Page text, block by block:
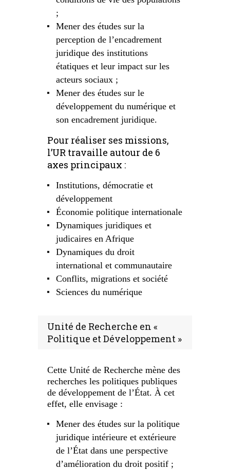
;
Mener des études sur la
perception de l’encadrement
juridique des institutions
étatiques et leur impact sur les
acteurs sociaux ;
Mener des études sur le
développement du numérique et
son encadrement juridique.
Pour réaliser ses missions,
l’UR travaille autour de 6
axes principaux :
Institutions, démocratie et
développement
Économie politique internationale
Dynamiques juridiques et
judicaires en Afrique
Dynamiques du droit
international et communautaire
Conflits, migrations et société
Sciences du numérique
Unité de Recherche en «
Politique et Développement »
Cette Unité de Recherche mène des
recherches les politiques publiques
de développement de l’État. À cet
effet, elle envisage :
Mener des études sur la politique
juridique intérieure et extérieure
de l’État dans une perspective
d’amélioration du droit positif ;